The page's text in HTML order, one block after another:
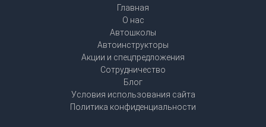
Главная
О нас
Автошколы
Автоинструкторы
Акции и спецпредложения
Сотрудничество
Блог
Условия использования сайта
Политика конфиденциальности